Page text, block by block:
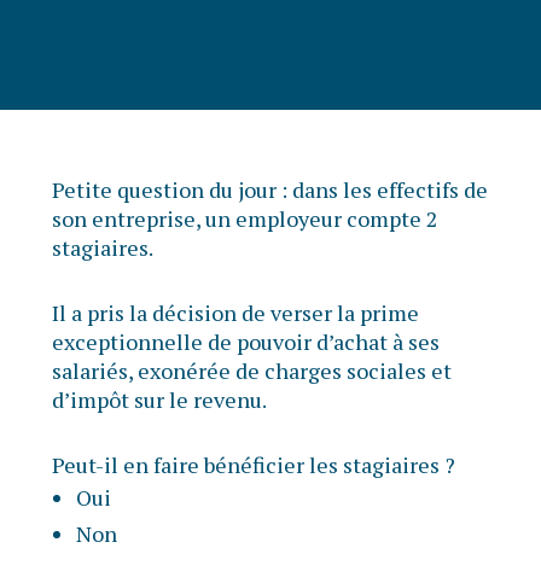
Petite question du jour : dans les effectifs de
son entreprise, un employeur compte 2
stagiaires.
Il a pris la décision de verser la prime
exceptionnelle de pouvoir d’achat à ses
salariés, exonérée de charges sociales et
d’impôt sur le revenu.
Peut-il en faire bénéficier les stagiaires ?
Oui
Non